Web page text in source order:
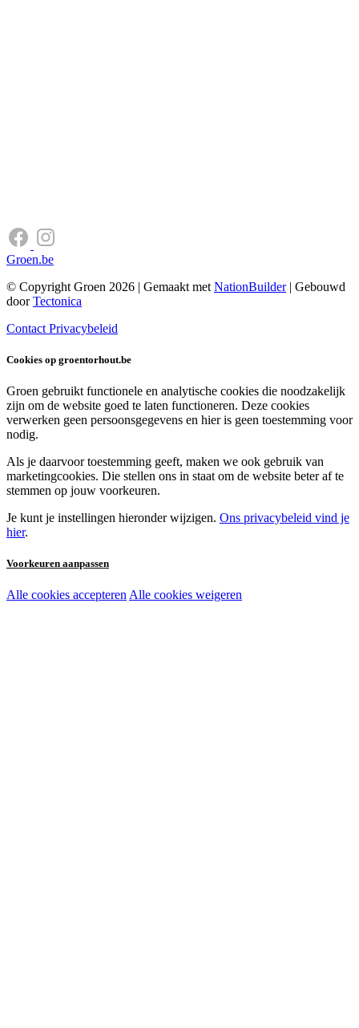
Groen.be
© Copyright Groen 2026 | Gemaakt met NationBuilder| Gebouwd
doorTectonica
Contact Privacybeleid
Cookies op groentorhout.be
Groen gebruikt functionele en analytische cookies die noodzakelijk
zijn om de website goed te laten functioneren. Deze cookies
verwerken geen persoonsgegevens en hier is geen toestemming voor
nodig.
Als je daarvoor toestemming geeft, maken we ook gebruik van
marketingcookies. Die stellen ons in staat om de website beter af te
stemmen op jouw voorkeuren.
Je kunt je instellingen hieronder wijzigen. Ons privacybeleid vind je
hier.
Voorkeuren aanpassen
Noodzakelijke cookies:
Alle cookies accepteren Alle cookies weigeren